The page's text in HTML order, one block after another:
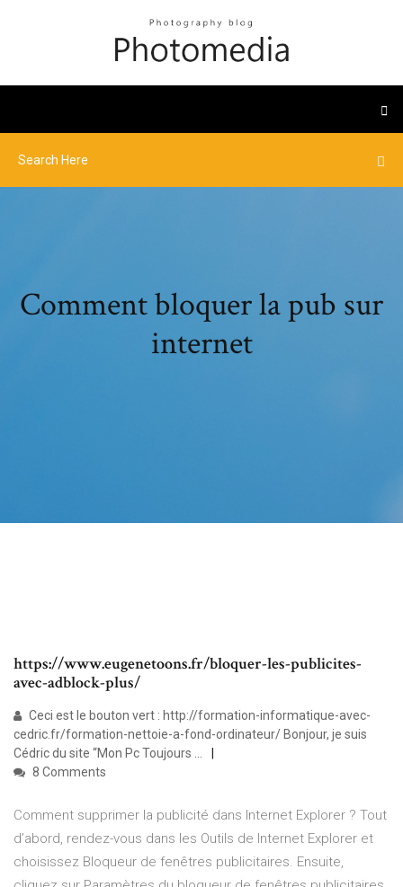
Comment bloquer la pub sur
internet
https://www.eugenetoons.fr/bloquer-les-publicites-
avec-adblock-plus/
Ceci est le bouton vert : http://formation-informatique-avec-
cedric.fr/formation-nettoie-a-fond-ordinateur/ Bonjour, je suis
Cédric du site “Mon Pc Toujours ...
8 Comments
Comment supprimer la publicité dans Internet Explorer ? Tout
d’abord, rendez-vous dans les Outils de Internet Explorer et
choisissez Bloqueur de fenêtres publicitaires. Ensuite,